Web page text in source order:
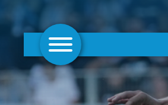
AKTUELLES